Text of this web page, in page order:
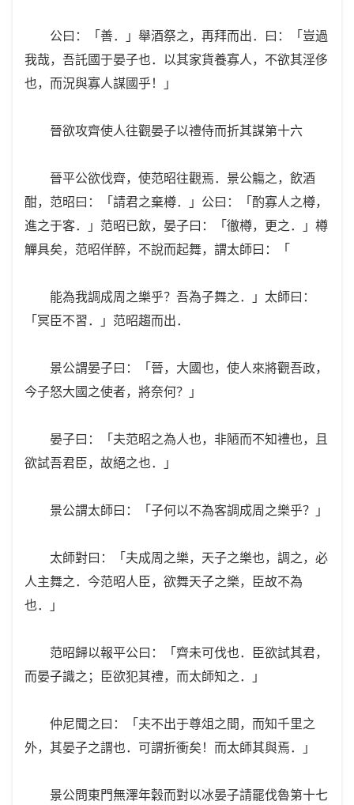
公曰：「善．」舉酒祭之，再拜而出．曰：「豈過
我哉，吾託國于晏子也．以其家貨養寡人，不欲其淫侈
也，而況與寡人謀國乎！」
晉欲攻齊使人往觀晏子以禮侍而折其謀第十六
晉平公欲伐齊，使范昭往觀焉．景公觴之，飲酒
酣，范昭曰：「請君之棄樽．」公曰：「酌寡人之樽，
進之于客．」范昭已飲，晏子曰：「徹樽，更之．」樽
觶具矣，范昭佯醉，不說而起舞，謂太師曰：「
能為我調成周之樂乎？吾為子舞之．」太師曰：
「冥臣不習．」范昭趨而出．
景公謂晏子曰：「晉，大國也，使人來將觀吾政，
今子怒大國之使者，將奈何？」
晏子曰：「夫范昭之為人也，非陋而不知禮也，且
欲試吾君臣，故絕之也．」
景公謂太師曰：「子何以不為客調成周之樂乎？」
太師對曰：「夫成周之樂，天子之樂也，調之，必
人主舞之．今范昭人臣，欲舞天子之樂，臣故不為
也．」
范昭歸以報平公曰：「齊未可伐也．臣欲試其君，
而晏子識之；臣欲犯其禮，而太師知之．」
仲尼聞之曰：「夫不出于尊俎之間，而知千里之
外，其晏子之謂也．可謂折衝矣！而太師其與焉．」
景公問東門無澤年穀而對以冰晏子請罷伐魯第十七